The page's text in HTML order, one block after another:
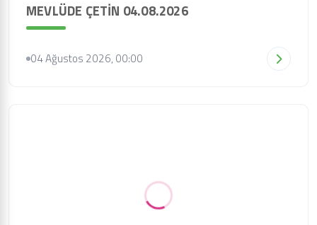
MEVLÜDE ÇETİN 04.08.2026
04 Ağustos 2026, 00:00